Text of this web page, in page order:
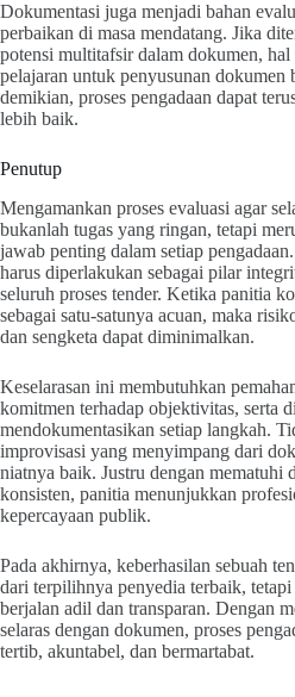
Dokumentasi juga menjadi bahan
perbaikan di masa mendatang. Jika
potensi multitafsir dalam dokumen, hal
pelajaran untuk penyusunan dokumen
demikian, proses pengadaan dapat
lebih baik.
Penutup
Mengamankan proses evaluasi agar
bukanlah tugas yang ringan, tetapi
jawab penting dalam setiap
harus diperlakukan sebagai pilar
seluruh proses tender. Ketika panitia
sebagai satu-satunya acuan, maka
dan sengketa dapat diminimalkan.
Keselarasan ini membutuhkan
komitmen terhadap objektivitas, serta
mendokumentasikan setiap langkah.
improvisasi yang menyimpang dari
niatnya baik. Justru dengan mematuhi
konsisten, panitia menunjukkan
kepercayaan publik.
Pada akhirnya, keberhasilan sebuah
dari terpilihnya penyedia terbaik,
berjalan adil dan transparan. Dengan
selaras dengan dokumen, proses
tertib, akuntabel, dan bermartabat.